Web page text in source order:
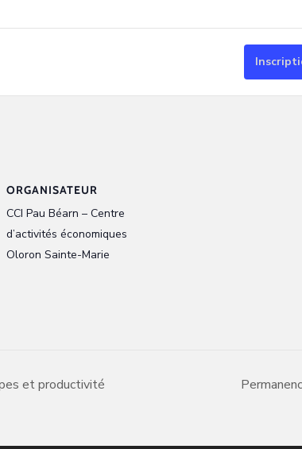
ORGANISATEUR
CCI Pau Béarn – Centre
d’activités économiques
Oloron Sainte-Marie
et productivité